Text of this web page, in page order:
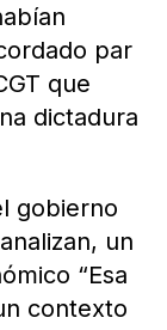
par
que
dictadura
gobierno
un
“Esa
contexto